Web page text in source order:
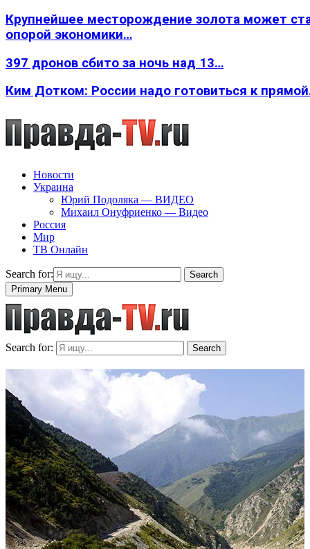
Крупнейшее месторождение золота может
опорой экономики…
397 дронов сбито за ночь над 13…
Ким Дотком: России надо готовиться к
Новости
Украина
Юрий Подоляка — ВИДЕО
Михаил Онуфриенко — Видео
Россия
Мир
ТВ Онлайн
Search for:
Search
Primary Menu
Search for: Search